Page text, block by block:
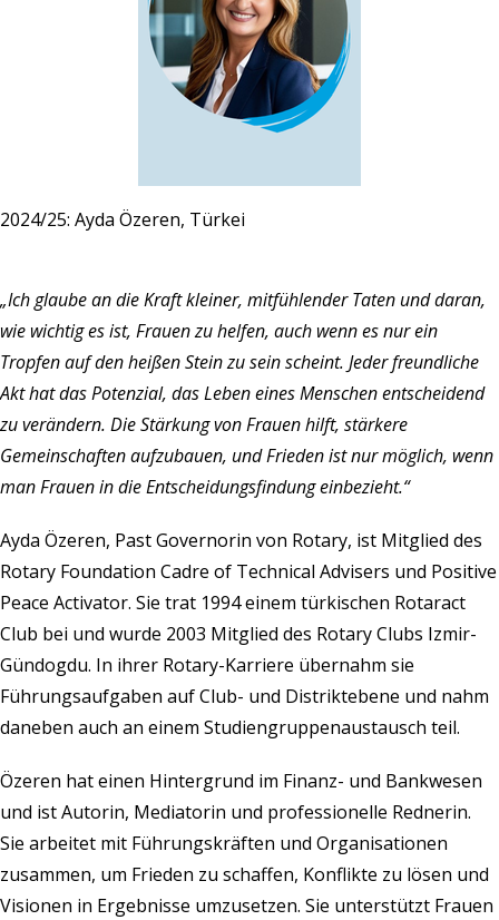
2024/25: Ayda Özeren, Türkei
„Ich glaube an die Kraft kleiner, mitfühlender Taten und daran,
wie wichtig es ist, Frauen zu helfen, auch wenn es nur ein
Tropfen auf den heißen Stein zu sein scheint. Jeder freundliche
Akt hat das Potenzial, das Leben eines Menschen entscheidend
zu verändern. Die Stärkung von Frauen hilft, stärkere
Gemeinschaften aufzubauen, und Frieden ist nur möglich, wenn
man Frauen in die Entscheidungsfindung einbezieht.“
Ayda Özeren, Past Governorin von Rotary, ist Mitglied des
Rotary Foundation Cadre of Technical Advisers und Positive
Peace Activator. Sie trat 1994 einem türkischen Rotaract
Club bei und wurde 2003 Mitglied des Rotary Clubs Izmir-
Gündogdu. In ihrer Rotary-Karriere übernahm sie
Führungsaufgaben auf Club- und Distriktebene und nahm
daneben auch an einem Studiengruppenaustausch teil.
Özeren hat einen Hintergrund im Finanz- und Bankwesen
und ist Autorin, Mediatorin und professionelle Rednerin.
Sie arbeitet mit Führungskräften und Organisationen
zusammen, um Frieden zu schaffen, Konflikte zu lösen und
Visionen in Ergebnisse umzusetzen. Sie unterstützt Frauen